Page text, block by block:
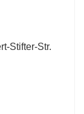
Stifter-Str.